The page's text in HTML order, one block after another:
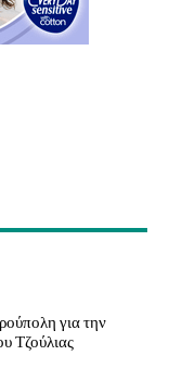
για την
Τζούλιας